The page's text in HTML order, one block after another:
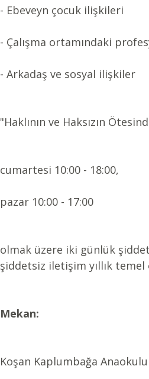
- Ebeveyn çocuk ilişkileri
- Çalışma ortamındaki
- Arkadaş ve sosyal ilişkiler
"Haklının ve Haksızın
cumartesi 10:00 - 18:00,
pazar 10:00 - 17:00
olmak üzere iki günlük
şiddetsiz iletişim yıllık
Mekan:
Koşan Kaplumbağa Anaokulu